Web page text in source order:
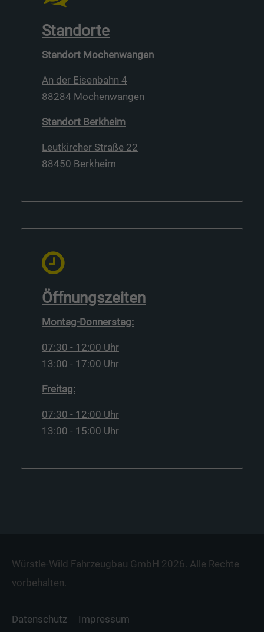
Standorte
Standort Mochenwangen
An der Eisenbahn 4
88284 Mochenwangen
Standort Berkheim
Leutkircher Straße 22
88450 Berkheim
Öffnungszeiten
Montag-Donnerstag:
07:30 - 12:00 Uhr
13:00 - 17:00 Uhr
Freitag:
07:30 - 12:00 Uhr
13:00 - 15:00 Uhr
Würstle-Wild Fahrzeugbau GmbH 2026. Alle Rechte
vorbehalten.
Datenschutz Impressum